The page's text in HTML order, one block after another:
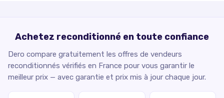
Achetez reconditionné en toute confiance
Dero compare gratuitement les offres de vendeurs
reconditionnés vérifiés en France pour vous garantir le
meilleur prix — avec garantie et prix mis à jour chaque jour.